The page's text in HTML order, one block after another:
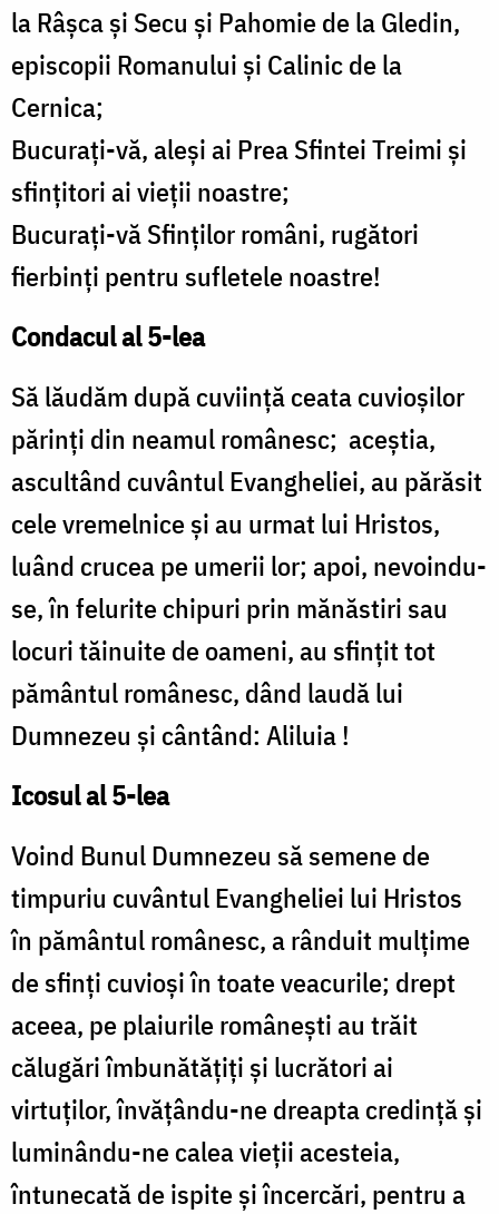
la Râşca şi Secu şi Pahomie de la Gledin,
episcopii Romanului şi Calinic de la
Cernica;
Bucuraţi-vă, aleşi ai Prea Sfintei Treimi şi
sfinţitori ai vieţii noastre;
Bucuraţi-vă Sfinţilor români, rugători
fierbinţi pentru sufletele noastre!
Condacul al 5-lea
Să lăudăm după cuviinţă ceata cuvioşilor
părinţi din neamul românesc; aceştia,
ascultând cuvântul Evangheliei, au părăsit
cele vremelnice şi au urmat lui Hristos,
luând crucea pe umerii lor; apoi, nevoindu-
se, în felurite chipuri prin mănăstiri sau
locuri tăinuite de oameni, au sfinţit tot
pământul românesc, dând laudă lui
Dumnezeu şi cântând: Aliluia !
Icosul al 5-lea
Voind Bunul Dumnezeu să semene de
timpuriu cuvântul Evangheliei lui Hristos
în pământul românesc, a rânduit mulţime
de sfinţi cuvioşi în toate veacurile; drept
aceea, pe plaiurile româneşti au trăit
călugări îmbunătăţiţi şi lucrători ai
virtuţilor, învăţându-ne dreapta credinţă şi
luminându-ne calea vieţii acesteia,
întunecată de ispite şi încercări, pentru a